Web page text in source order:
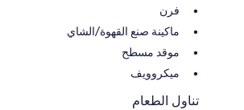
فرن
ماكينة صنع القهوة/الشاي
موقد مسطح
ميكروويف
تناول الطعام